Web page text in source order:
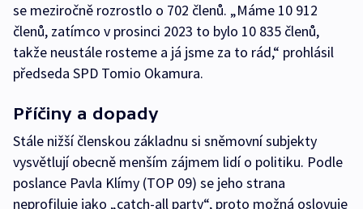
se meziročně rozrostlo o 702 členů. „Máme 10 912
členů, zatímco v prosinci 2023 to bylo 10 835 členů,
takže neustále rosteme a já jsme za to rád,“ prohlásil
předseda SPD Tomio Okamura.
Příčiny a dopady
Stále nižší členskou základnu si sněmovní subjekty
vysvětlují obecně menším zájmem lidí o politiku. Podle
poslance Pavla Klímy (TOP 09) se jeho strana
neprofiluje jako „catch-all party“, proto možná oslovuje